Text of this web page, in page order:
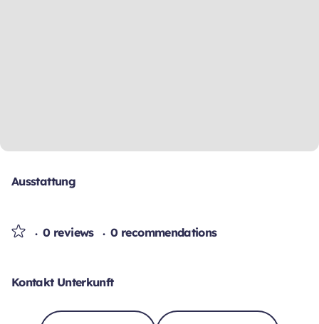
Ausstattung
0 reviews 0 recommendations
Kontakt Unterkunft